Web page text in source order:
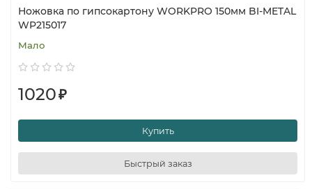
Ножовка по гипсокартону WORKPRO 150мм BI-METAL
WP215017
Мало
1020₽
Купить
Быстрый заказ